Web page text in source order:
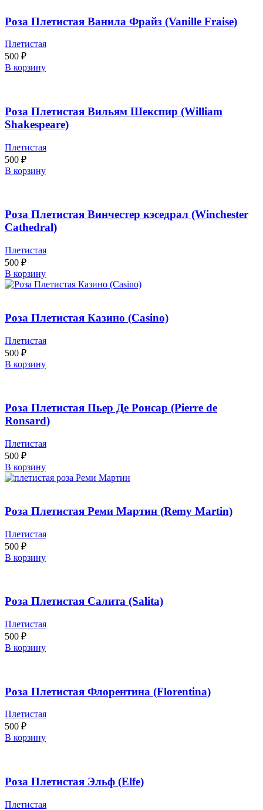
Роза Плетистая Ванила Фрайз (Vanille Fraise)
Плетистая
500 ₽
В корзину
Роза Плетистая Вильям Шекспир (William
Shakespeare)
Плетистая
500 ₽
В корзину
Роза Плетистая Винчестер кэседрал (Winchester
Cathedral)
Плетистая
500 ₽
В корзину
Роза Плетистая Казино (Casino)
Плетистая
500 ₽
В корзину
Роза Плетистая Пьер Де Ронсар (Pierre de
Ronsard)
Плетистая
500 ₽
В корзину
Роза Плетистая Реми Мартин (Remy Martin)
Плетистая
500 ₽
В корзину
Роза Плетистая Салита (Salita)
Плетистая
500 ₽
В корзину
Роза Плетистая Флорентина (Florentina)
Плетистая
500 ₽
В корзину
Роза Плетистая Эльф (Elfe)
Плетистая